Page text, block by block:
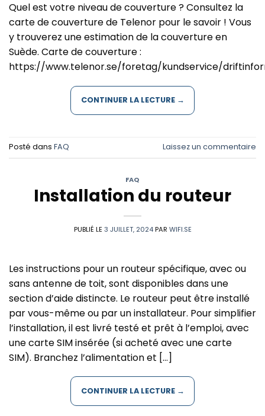
Quel est votre niveau de couverture ? Consultez la
carte de couverture de Telenor pour le savoir ! Vous
y trouverez une estimation de la couverture en
Suède. Carte de couverture :
https://www.telenor.se/foretag/kundservice/
CONTINUER LA LECTURE →
Posté dans FAQ Laissez un commentaire
FAQ
Installation du routeur
PUBLIÉ LE3 JUILLET, 2024 PAR WIFI.SE
Les instructions pour un routeur spécifique, avec ou
sans antenne de toit, sont disponibles dans une
section d’aide distincte. Le routeur peut être installé
par vous-même ou par un installateur. Pour simplifier
l’installation, il est livré testé et prêt à l’emploi, avec
une carte SIM insérée (si acheté avec une carte
SIM). Branchez l’alimentation et […]
CONTINUER LA LECTURE →